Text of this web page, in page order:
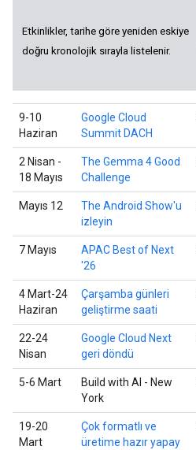
Etkinlikler, tarihe göre yeniden eskiye
doğru kronolojik sırayla listelenir.
9-10
Haziran
Google Cloud
Summit DACH
2 Nisan -
18 Mayıs
The Gemma 4 Good
Challenge
Mayıs 12
The Android Show'u
izleyin
7 Mayıs
APAC Best of Next
'26
4 Mart-24
Haziran
Çarşamba günleri
geliştirme saati
22-24
Nisan
Google Cloud Next
geri döndü
5-6 Mart
Build with AI - New
York
19-20
Mart
Çok formatlı ve
üretime hazır yapay